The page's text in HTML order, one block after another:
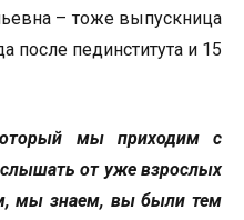
– тоже выпускница
пединститута и 15
мы приходим с
от уже взрослых
мы знаем, вы были тем